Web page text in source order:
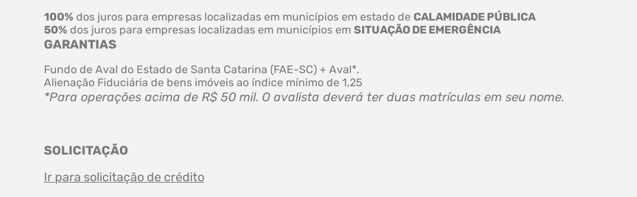
100% dos juros para empresas localizadas em municípios em estado de CALAMIDADE PÚBLICA
50% dos juros para empresas localizadas em municípios em SITUAÇÃO DE EMERGÊNCIA
GARANTIAS
Fundo de Aval do Estado de Santa Catarina (FAE-SC) + Aval*.
Alienação Fiduciária de bens imóveis ao índice mínimo de 1,25
*Para operações acima de R$ 50 mil. O avalista deverá ter duas matrículas em seu nome.
SOLICITAÇÃO
Ir para solicitação de crédito